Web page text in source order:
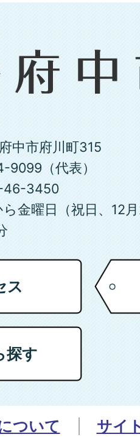
中市府川町315
9099（代表）
46-3450
金曜日（祝日、12
ス
探す
ついて サイ